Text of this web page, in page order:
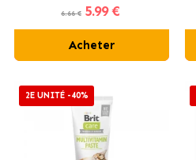
Chats avec Taurine
6.66 € 5.99 €
Acheter
2E UNITÉ -40%